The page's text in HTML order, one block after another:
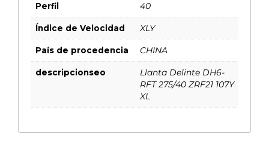
Perfil 40
Índice de Velocidad XLY
País de procedencia CHINA
descripcionseo
Llanta Delinte DH6-
RFT 275/40 ZRF21 107Y
XL